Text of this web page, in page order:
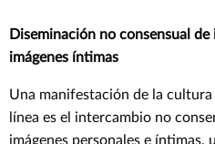
Diseminación no consensual de
imágenes íntimas
Una manifestación de la
línea es el intercambio no
imágenes personales e íntimas,